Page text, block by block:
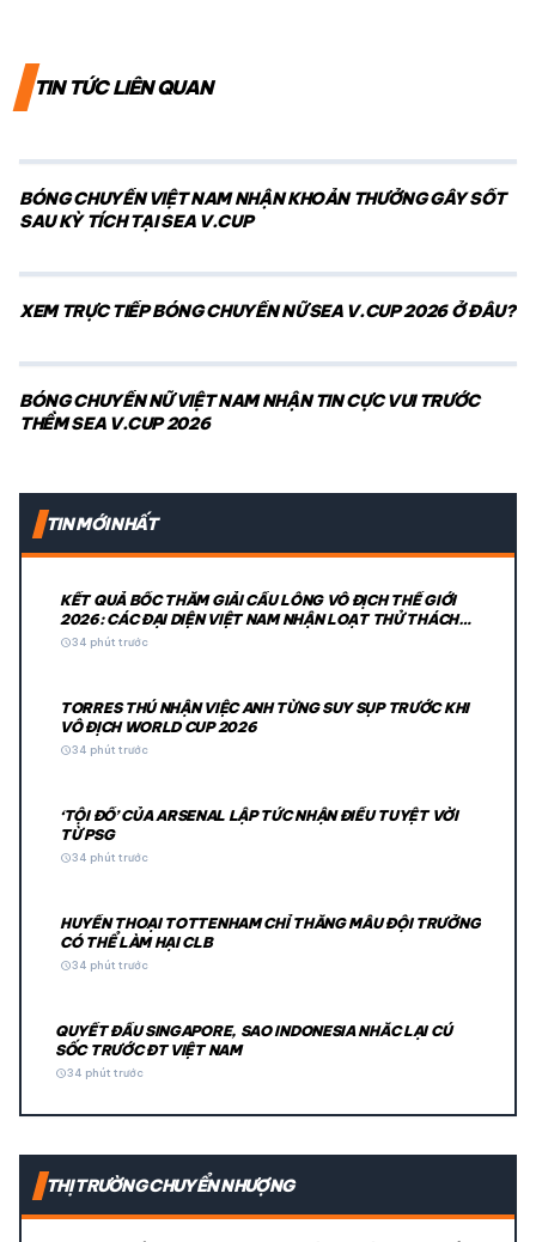
TIN TỨC LIÊN QUAN
BÓNG CHUYỀN VIỆT NAM NHẬN KHOẢN THƯỞNG GÂY SỐT
SAU KỲ TÍCH TẠI SEA V.CUP
XEM TRỰC TIẾP BÓNG CHUYỀN NỮ SEA V.CUP 2026 Ở ĐÂU?
BÓNG CHUYỀN NỮ VIỆT NAM NHẬN TIN CỰC VUI TRƯỚC
THỀM SEA V.CUP 2026
TIN MỚI NHẤT
KẾT QUẢ BỐC THĂM GIẢI CẦU LÔNG VÔ ĐỊCH THẾ GIỚI
2026: CÁC ĐẠI DIỆN VIỆT NAM NHẬN LOẠT THỬ THÁCH
CỰC ĐẠI
schedule34 phút trước
TORRES THÚ NHẬN VIỆC ANH TỪNG SUY SỤP TRƯỚC KHI
VÔ ĐỊCH WORLD CUP 2026
schedule34 phút trước
‘TỘI ĐỒ’ CỦA ARSENAL LẬP TỨC NHẬN ĐIỀU TUYỆT VỜI
TỪ PSG
schedule34 phút trước
HUYỀN THOẠI TOTTENHAM CHỈ THẲNG MẪU ĐỘI TRƯỞNG
CÓ THỂ LÀM HẠI CLB
schedule34 phút trước
QUYẾT ĐẤU SINGAPORE, SAO INDONESIA NHẮC LẠI CÚ
SỐC TRƯỚC ĐT VIỆT NAM
schedule34 phút trước
THỊ TRƯỜNG CHUYỂN NHƯỢNG